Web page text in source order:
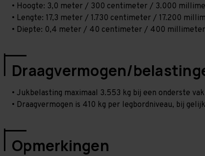
• Hoogte: 3,0 meter / 300 centimeter / 3.000
• Lengte: 17,3 meter / 1.730 centimeter / 17.200
• Diepte: 0,4 meter / 40 centimeter / 400
Draagvermogen/
• Jukbelasting maximaal 3.553 kg bij een onderste
• Draagvermogen is 410 kg per legbordniveau, bij
Opmerkingen